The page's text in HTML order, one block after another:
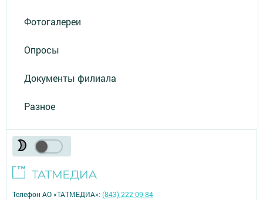
Фотогалереи
Опросы
Документы филиала
Разное
Телефон АО «ТАТМЕДИА»:(843) 222 09 84